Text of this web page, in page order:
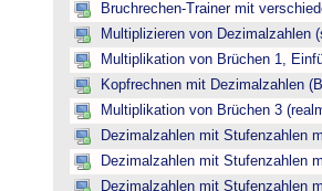
Bruchrechen-Trainer mit
Multiplizieren von Dezimalzahlen
Multiplikation von Brüchen 1,
Kopfrechnen mit Dezimalzahlen
Multiplikation von Brüchen 3
Dezimalzahlen mit Stufenzahlen
Dezimalzahlen mit Stufenzahlen
Dezimalzahlen mit Stufenzahlen